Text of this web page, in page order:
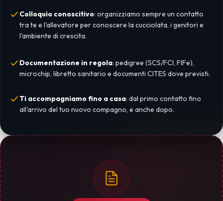
Colloquio conoscitivo: organizziamo sempre un contatto
tra te e l'allevatore per conoscere la cucciolata, i genitori e
l'ambiente di crescita.
Documentazione in regola: pedigree (SCS/FCI, FIFe),
microchip, libretto sanitario e documenti CITES dove previsti.
Ti accompagniamo fino a casa: dal primo contatto fino
all'arrivo del tuo nuovo compagno, e anche dopo.